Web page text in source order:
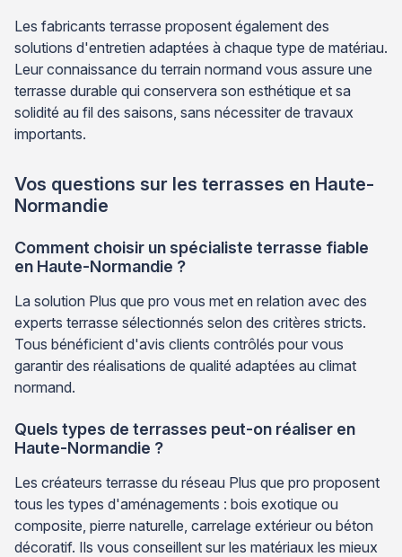
Les fabricants terrasse proposent également des
solutions d'entretien adaptées à chaque type de matériau.
Leur connaissance du terrain normand vous assure une
terrasse durable qui conservera son esthétique et sa
solidité au fil des saisons, sans nécessiter de travaux
importants.
Vos questions sur les terrasses en Haute-
Normandie
Comment choisir un spécialiste terrasse fiable
en Haute-Normandie ?
La solution Plus que pro vous met en relation avec des
experts terrasse sélectionnés selon des critères stricts.
Tous bénéficient d'avis clients contrôlés pour vous
garantir des réalisations de qualité adaptées au climat
normand.
Quels types de terrasses peut-on réaliser en
Haute-Normandie ?
Les créateurs terrasse du réseau Plus que pro proposent
tous les types d'aménagements : bois exotique ou
composite, pierre naturelle, carrelage extérieur ou béton
décoratif. Ils vous conseillent sur les matériaux les mieux